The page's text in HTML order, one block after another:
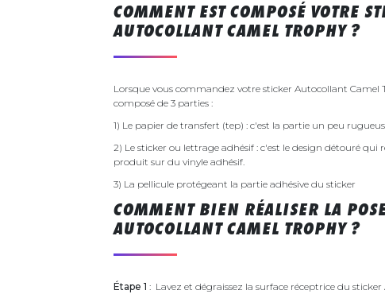
COMMENT EST COMPOSÉ VOTRE
AUTOCOLLANT CAMEL TROPHY ?
Lorsque vous commandez votre sticker Autocollant Camel
composé de 3 parties :
1) Le papier de transfert (tep) : c'est la partie un peu
2) Le sticker ou lettrage adhésif : c'est le design détouré qui
produit sur du vinyle adhésif.
3) La pellicule protégeant la partie adhésive du sticker
COMMENT BIEN RÉALISER LA
AUTOCOLLANT CAMEL TROPHY ?
Étape 1 : Lavez et dégraissez la surface réceptrice du